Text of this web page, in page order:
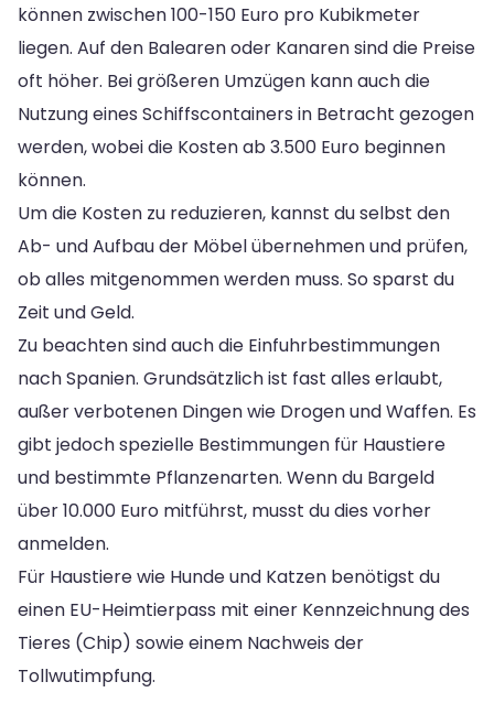
können zwischen 100-150 Euro pro Kubikmeter
liegen. Auf den Balearen oder Kanaren sind die Preise
oft höher. Bei größeren Umzügen kann auch die
Nutzung eines Schiffscontainers in Betracht gezogen
werden, wobei die Kosten ab 3.500 Euro beginnen
können.
Um die Kosten zu reduzieren, kannst du selbst den
Ab- und Aufbau der Möbel übernehmen und prüfen,
ob alles mitgenommen werden muss. So sparst du
Zeit und Geld.
Zu beachten sind auch die Einfuhrbestimmungen
nach Spanien. Grundsätzlich ist fast alles erlaubt,
außer verbotenen Dingen wie Drogen und Waffen. Es
gibt jedoch spezielle Bestimmungen für Haustiere
und bestimmte Pflanzenarten. Wenn du Bargeld
über 10.000 Euro mitführst, musst du dies vorher
anmelden.
Für Haustiere wie Hunde und Katzen benötigst du
einen EU-Heimtierpass mit einer Kennzeichnung des
Tieres (Chip) sowie einem Nachweis der
Tollwutimpfung.